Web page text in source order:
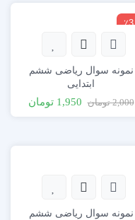
٪3
نمونه سوال ریاضی ششم
ابتدایی
2,000 تومان 1,950 تومان
نمونه سوال ریاضی ششم